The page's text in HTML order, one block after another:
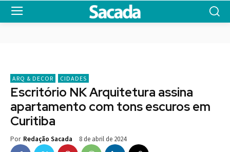
ARQ & DECOR CIDADES
Escritório NK Arquitetura assina
apartamento com tons escuros em
Curitiba
Por Redação Sacada 8 de abril de 2024